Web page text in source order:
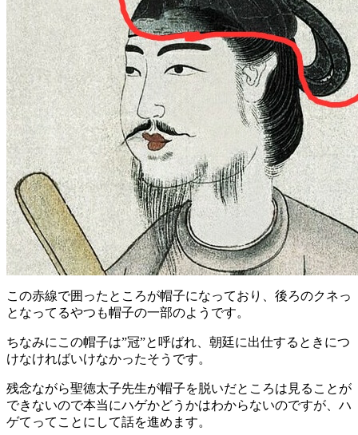
この赤線で囲ったところが帽子になっており、後ろのクネっ
となってるやつも帽子の一部のようです。
ちなみにこの帽子は”冠”と呼ばれ、朝廷に出仕するときにつ
けなければいけなかったそうです。
残念ながら聖徳太子先生が帽子を脱いだところは見ることが
できないので本当にハゲかどうかはわからないのですが、ハ
ゲてってことにして話を進めます。